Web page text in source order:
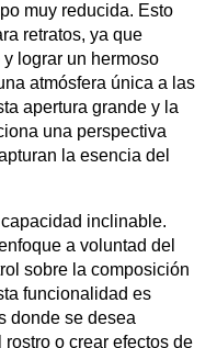
muy reducida. Esto
retratos, ya que
lograr un hermoso
atmósfera única a las
apertura grande y la
una perspectiva
la esencia del
inclinable.
a voluntad del
sobre la composición
funcionalidad es
donde se desea
o crear efectos de